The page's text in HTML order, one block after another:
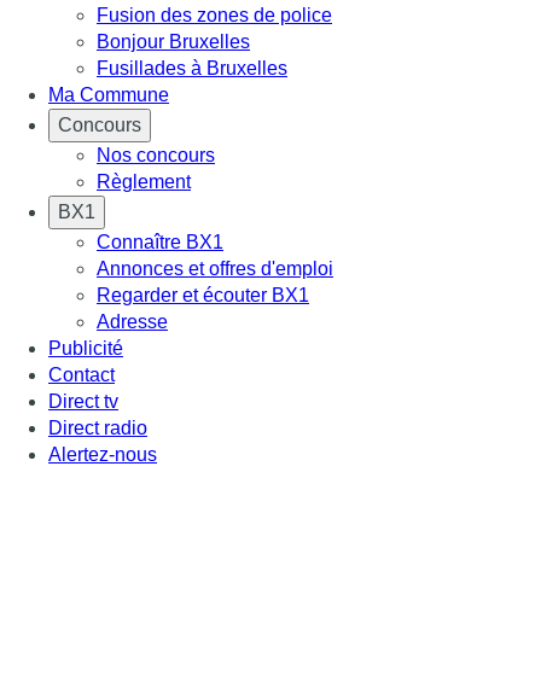
Fusion des zones de police
Bonjour Bruxelles
Fusillades à Bruxelles
Ma Commune
Concours
Nos concours
Règlement
BX1
Connaître BX1
Annonces et offres d'emploi
Regarder et écouter BX1
Adresse
Publicité
Contact
Direct tv
Direct radio
Alertez-nous